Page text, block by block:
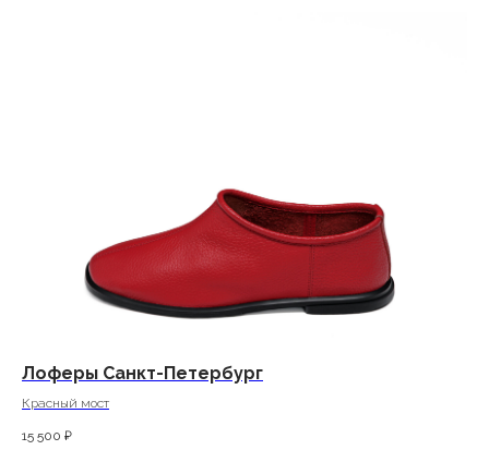
Лоферы Санкт-Петербург
Красный мост
15 500 ₽